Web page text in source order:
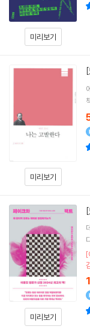
미리보기
미리보기
미리보기
[